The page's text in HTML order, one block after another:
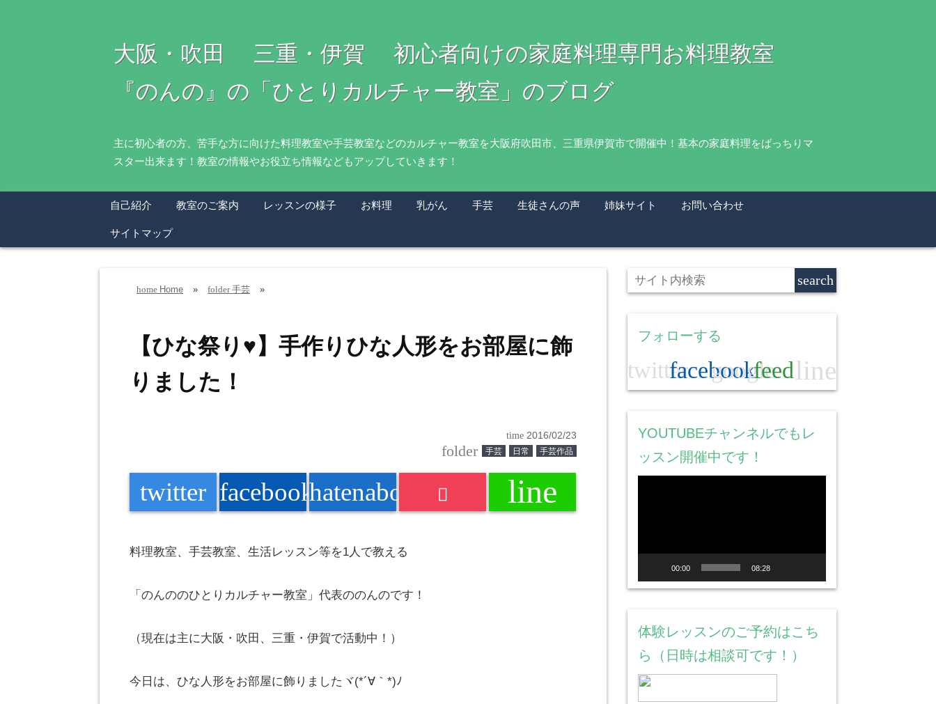
大阪・吹田 三重・伊賀 初心者向けの家庭料理専門お料理教室
『のんの』の「ひとりカルチャー教室」のブログ
主に初心者の方、苦手な方に向けた料理教室や手芸教室などのカルチャー教室を大阪府吹田市、三重県伊賀市で開催中！基本の家庭料理をばっちりマ
スター出来ます！教室の情報やお役立ち情報などもアップしていきます！
自己紹介 教室のご案内 レッスンの様子 お料理 乳がん 手芸 生徒さんの声 姉妹サイト お問い合わせ
サイトマップ
home Home » folder手芸 »
【ひな祭り♥】手作りひな人形をお部屋に飾
りました！
time 2016/02/23
folder 手芸 日常 手芸作品
twitter facebookhatenabookmark line
料理教室、手芸教室、生活レッスン等を1人で教える
「 のんののひとりカルチャー教室」代表ののんのです！
（現在は主に大阪・吹田、三重・伊賀で活動中！）
今日は、ひな人形をお部屋に飾りましたヾ(*´∀｀*)ﾉ
フォローする
twitterfacebook
google
feedline
YOUTUBEチャンネルでもレ
ッスン開催中です！
ヤ
00:00 08:28
体験レッスンのご予約はこち
ら（日時は相談可です！）